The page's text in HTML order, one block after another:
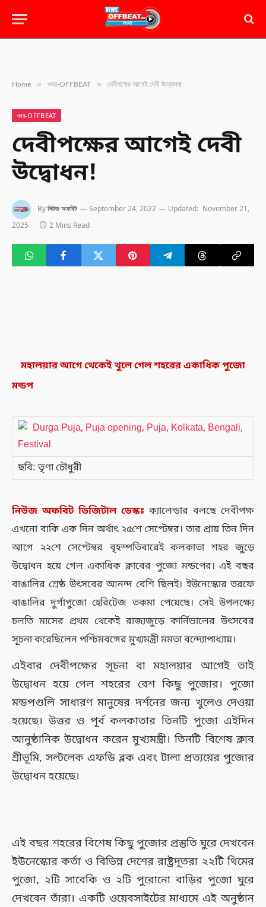
Home » খবর-OFFBEAT » দেবীপক্ষের আগেই দেবী উদ্বোধন!
খবর-OFFBEAT
দেবীপক্ষের আগেই দেবী
উদ্বোধন!
Byনিউজ অফবিট September 24, 2022 Updated: November 21,
2025
2 Mins Read
মহালয়ার আগে থেকেই খুলে গেল শহরের একাধিক পুজো
মন্ডপ
ছবি: তৃণা চৌধুরী
নিউজ অফবিট ডিজিটাল ডেস্কঃ ক্যালেন্ডার বলছে দেবীপক্ষ
এখনো বাকি এক দিন অর্থাৎ ২৫শে সেপ্টেম্বর। তার প্রায় তিন দিন
আগে ২২শে সেপ্টেম্বর বৃহস্পতিবারেই কলকাতা শহর জুড়ে
উদ্বোধন হয়ে গেল একাধিক ক্লাবের পুজো মন্ডপের। এই বছর
বাঙালির শ্রেষ্ঠ উৎসবের আনন্দ বেশি ছিলই। ইউনেস্কোর তরফে
বাঙালির দুর্গাপুজো হেরিটেজ তকমা পেয়েছে। সেই উপলক্ষ্যে
চলতি মাসের প্রথম থেকেই রাজ্যজুড়ে কার্নিভালের উৎসবের
সূচনা করেছিলেন পশ্চিমবঙ্গের মুখ্যমন্ত্রী মমতা বন্দ্যোপাধ্যায়।
এইবার দেবীপক্ষের সূচনা বা মহালয়ার আগেই তাই
উদ্বোধন হয়ে গেল শহরের বেশ কিছু পুজোর। পুজো
মন্ডপগুলি সাধারণ মানুষের দর্শনের জন্য খুলেও দেওয়া
হয়েছে। উত্তর ও পূর্ব কলকাতার তিনটি পুজো এইদিন
আনুষ্ঠানিক উদ্বোধন করেন মুখ্যমন্ত্রী। তিনটি বিশেষ ক্লাব
শ্রীভূমি, সল্টলেক এফডি ব্লক এবং টালা প্রত্যয়ের পুজোর
উদ্বোধন হয়েছে।
এই বছর শহরের বিশেষ কিছু পুজোর প্রস্তুতি ঘুরে দেখবেন
ইউনেস্কোর কর্তা ও বিভিন্ন দেশের রাষ্ট্রদূতরা ২২টি থিমের
পুজো, ২টি সাবেকি ও ২টি পুরোনো বাড়ির পুজো ঘুরে
দেখবেন তাঁরা। একটি ওয়েবসাইটের মাধ্যমে এই অনুষ্ঠান